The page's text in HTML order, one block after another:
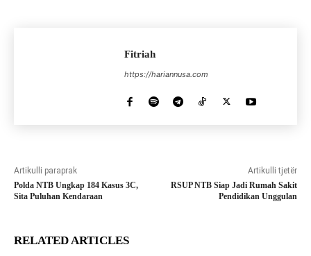
Fitriah
https://hariannusa.com
Artikulli paraprak
Polda NTB Ungkap 184 Kasus 3C,
Sita Puluhan Kendaraan
Artikulli tjetër
RSUP NTB Siap Jadi Rumah Sakit
Pendidikan Unggulan
RELATED ARTICLES